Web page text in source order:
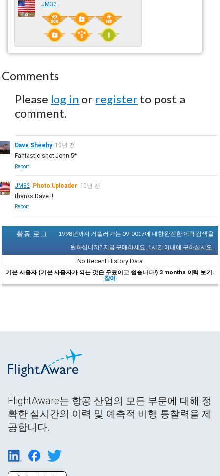
JM32
Comments
Please log in or register to post a
comment.
Dave Sheehy 10년 전
Fantastic shot John-5*
Report
JM32 Photo Uploader 10년 전
thanks Dave !!
Report
활동 로그
1998년까지 거슬러 가는 09-0017에 대한 완전한 이력 검색을
원하십니까? 지금 구매하세요. 1시간 이내에 구하십시오.
No Recent History Data
기본 사용자 (기본 사용자가 되는 것은 무료이고 쉽습니다!) 3 months 이력 보기.
참여
FlightAware는 항공 산업의 모든 부문에 대해 정
확한 실시간의 이력 및 예측적 비행 통찰력을 제
공합니다.